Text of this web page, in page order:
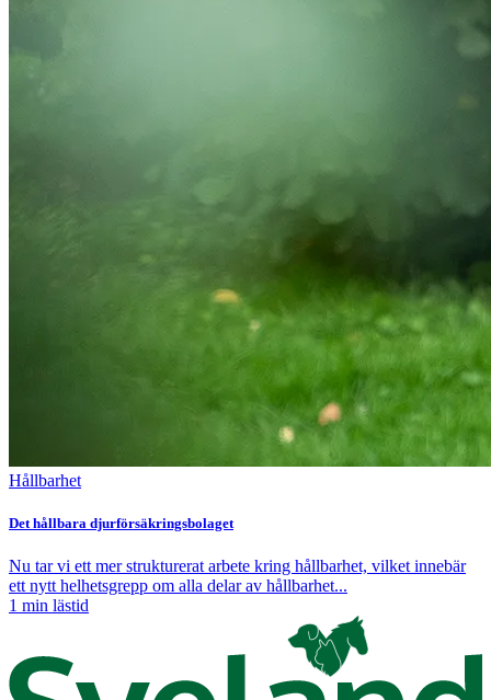
Hållbarhet
Det hållbara djurförsäkringsbolaget
Nu tar vi ett mer strukturerat arbete kring hållbarhet, vilket innebär
ett nytt helhetsgrepp om alla delar av hållbarhet...
1 min lästid